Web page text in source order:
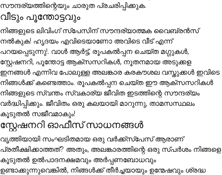
സൗന്ദര്യത്തിന്റെയും ചാരുത പ്രചരിപ്പിക്കുക.
വീടും പൂന്തോട്ടവും
നിങ്ങളുടെ ലിവിംഗ് സ്പേസിന് സൗന്ദര്യാത്മക വൈബ്രൻസ്
നൽകുക! ഹൃദയം എവിടെയാണോ അവിടെ വീട് എന്ന്
പറയപ്പെടുന്നു!. വാൾ ആർട്ട്, രൂപകൽപ്പന ചെയ്ത മഗ്ഗുകൾ,
സ്റ്റേഷനറി, പൂന്തോട്ട ആക്സസറികൾ, നൂതനമായ അടുക്കള
ഇനങ്ങൾ എന്നിവ പോലുള്ള അലങ്കാര കരകൗശല വസ്തുക്കൾ ഇവിടെ
നിങ്ങൾക്ക് കണ്ടെത്താം. രൂപകൽപ്പന ചെയ്ത ഈ ആക്സസറികൾ
നിങ്ങളുടെ സ്വന്തം സ്വകാര്യ ജീവിത ഇടത്തിന്റെ സൗന്ദര്യം
വർദ്ധിപ്പിക്കും. ജീവിതം ഒരു കലയായി മാറുന്നു, താമസസ്ഥലം
കൂടുതൽ സജീവമാകും!
സ്റ്റേഷനറി ഓഫീസ് സാധനങ്ങൾ
വൃത്തിയായി സംഘടിതമായ ഒരു വർക്ക്സ്പേസ് ആരാണ്
പ്രതീക്ഷിക്കാത്തത്? അതും, അലങ്കാരത്തിന്റെ ഒരു സ്പർശം നിങ്ങളെ
കൂടുതൽ ഉൽപാദനക്ഷമവും അർപ്പണബോധവും
ഉണ്ടാക്കുന്നുവെങ്കിൽ, നിങ്ങൾക്ക് തീർച്ചയായും ഉന്മേഷവും ശ്രദ്ധ